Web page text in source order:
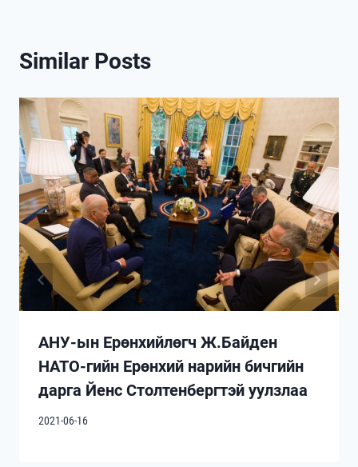
Similar Posts
АНУ-ын Ерөнхийлөгч Ж.Байден
НАТО-гийн Ерөнхий нарийн бичгийн
дарга Йенс Столтенбергтэй уулзлаа
2021-06-16